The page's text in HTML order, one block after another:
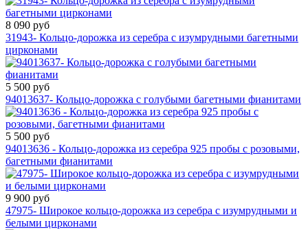
8 090 руб
31943- Кольцо-дорожка из серебра с изумрудными багетными
цирконами
5 500 руб
94013637- Кольцо-дорожка с голубыми багетными фианитами
5 500 руб
94013636 - Кольцо-дорожка из серебра 925 пробы с розовыми,
багетными фианитами
9 900 руб
47975- Широкое кольцо-дорожка из серебра с изумрудными и
белыми цирконами